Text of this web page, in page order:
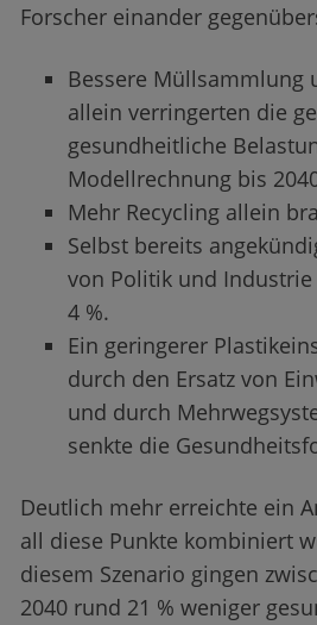
Forscher einander
Bessere Müllsammlung
allein verringerten die
gesundheitliche
Modellrechnung bis
Mehr Recycling allein
Selbst bereits
von Politik und
4 %.
Ein geringerer
durch den Ersatz von
und durch
senkte die
Deutlich mehr erreichte ein
all diese Punkte kombiniert
diesem Szenario gingen
2040 rund 21 % weniger